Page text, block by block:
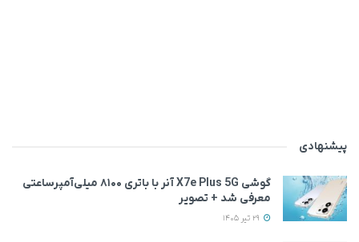
پیشنهادی
گوشی X7e Plus 5G آنر با باتری ۸۱۰۰ میلی‌آمپرساعتی
معرفی شد + تصویر